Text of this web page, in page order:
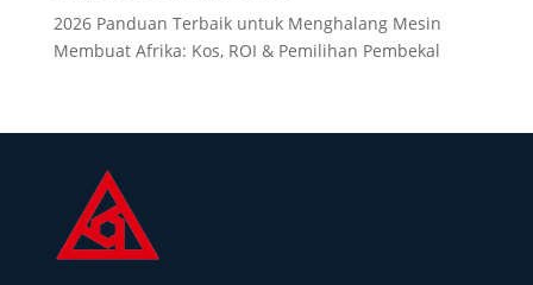
2026 Panduan Terbaik untuk Menghalang Mesin
Membuat Afrika: Kos, ROI & Pemilihan Pembekal